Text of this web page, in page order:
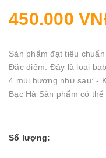
450.000
Sản phẩm đạt tiêu
Đặc điểm: Đây là loại
4 mùi hương như sau: -
Bạc Hà Sản phẩm có
Số lượng: